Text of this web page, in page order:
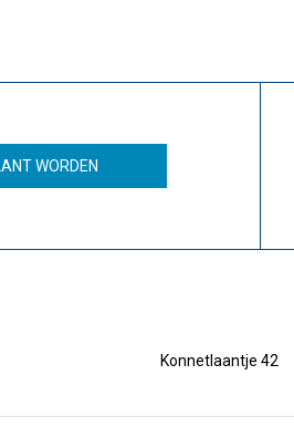
WORDEN
Konnetlaantje 42